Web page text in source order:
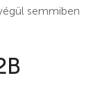
semmiben